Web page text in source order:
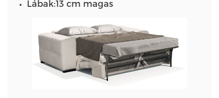
Lábak:13 cm magas